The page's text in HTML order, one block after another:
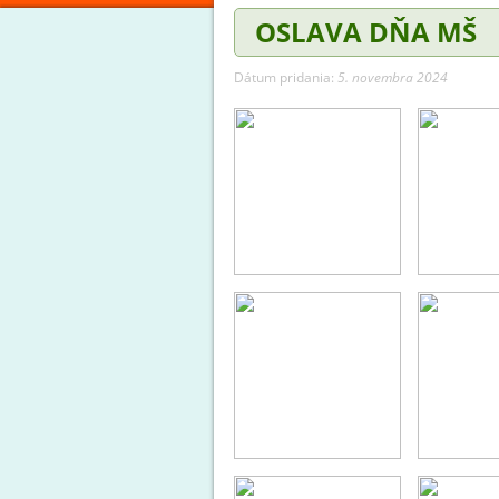
OSLAVA DŇA MŠ
Dátum pridania: 5. novembra 2024